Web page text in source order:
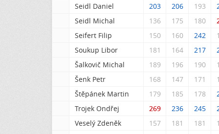
Seidl Daniel
203 206 193
Seidl Michal
136 175 180
Seifert Filip
150 160 242
Soukup Libor
181 164 217
Šalkovič Michal
189 196 190
Šenk Petr
168 147 171
Štěpánek Martin
179 185 178
Trojek Ondřej
269 236 245
Veselý Zdeněk
157 181 181